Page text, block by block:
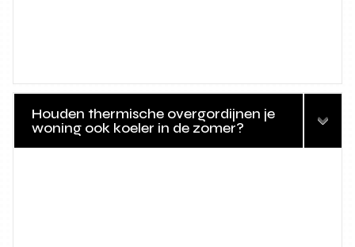
Houden thermische overgordijnen je
woning ook koeler in de zomer?